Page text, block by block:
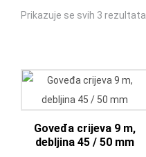
Prikazuje se svih 3 rezultata
Goveđa crijeva 9 m,
debljina 45 / 50 mm